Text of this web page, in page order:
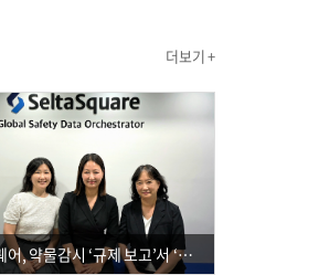
더보기 +
셀타스퀘어, 약물감시 ‘규제 보고’서 ‘데이터 의사결정’으로 "PVX 전환 요구 커진다"